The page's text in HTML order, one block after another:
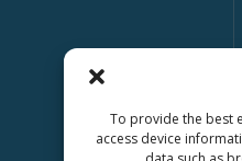
To provide the best
access device